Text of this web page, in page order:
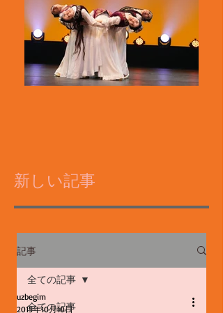
新しい記事
記事
全ての記事
全ての記事
uzbegim
2015年10月10日